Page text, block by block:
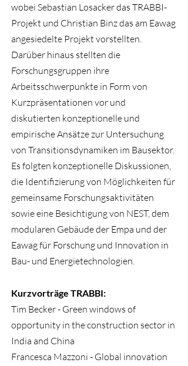
wobei Sebastian Losacker das TRABBI-
Projekt und Christian Binz das am Eawag
angesiedelte Projekt vorstellten.
Darüber hinaus stellten die
Forschungsgruppen ihre
Arbeitsschwerpunkte in Form von
Kurzpräsentationen vor und
diskutierten konzeptionelle und
empirische Ansätze zur Untersuchung
von Transitionsdynamiken im Bausektor.
Es folgten konzeptionelle Diskussionen,
die Identifizierung von Möglichkeiten für
gemeinsame Forschungsaktivitäten
sowie eine Besichtigung von NEST, dem
modularen Gebäude der Empa und der
Eawag für Forschung und Innovation in
Bau- und Energietechnologien.
Kurzvorträge TRABBI:
Tim Becker - Green windows of
opportunity in the construction sector in
India and China
Francesca Mazzoni - Global innovation